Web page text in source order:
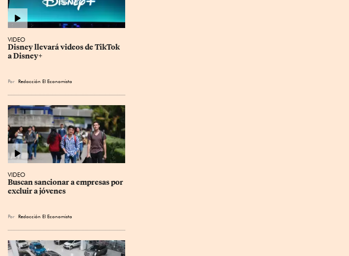
VIDEO
Disney llevará videos de TikTok
a Disney+
Por Redacción El Economista
VIDEO
Buscan sancionar a empresas por
excluir a jóvenes
Por Redacción El Economista